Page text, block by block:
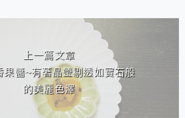
上一篇文章
果醬~有著晶瑩剔透如寶石般
的美麗色澤